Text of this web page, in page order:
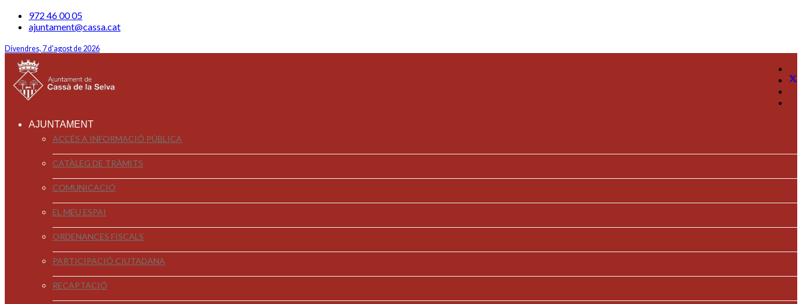
972 46 00 05
ajuntament@cassa.cat
Divendres, 7 d'agost de 2026
AJUNTAMENT
ACCÉS A INFORMACIÓ PÚBLICA
CATÀLEG DE TRÀMITS
COMUNICACIÓ
EL MEU ESPAI
ORDENANCES FISCALS
PARTICIPACIÓ CIUTADANA
RECAPTACIÓ